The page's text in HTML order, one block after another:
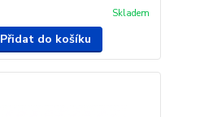
Skladem
Přidat do košíku